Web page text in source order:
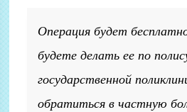
Операция будет
будете делать ее по
государственной
обратиться в частную